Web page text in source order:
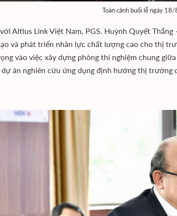
Toàn cảnh buổi lễ ngày 18/
Altius Link Việt Nam, PGS. Huỳnh Quyết
và phát triển nhân lực chất lượng cao cho thị
vào việc xây dựng phòng thí nghiệm chung
án nghiên cứu ứng dụng định hướng thị